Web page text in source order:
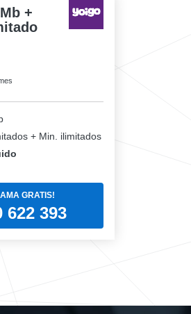
+
+ Min. ilimitados
GRATIS!
622 393